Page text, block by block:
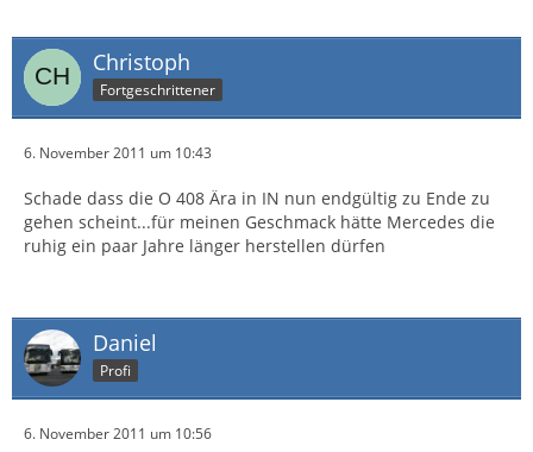
Christoph
Fortgeschrittener
6. November 2011 um 10:43
Schade dass die O 408 Ära in IN nun endgültig zu Ende zu
gehen scheint...für meinen Geschmack hätte Mercedes die
ruhig ein paar Jahre länger herstellen dürfen
Daniel
Profi
6. November 2011 um 10:56